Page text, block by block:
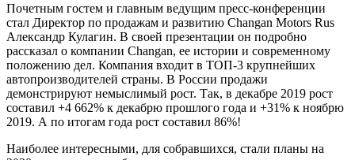
Почетным гостем и главным ведущим пресс-конференции
стал Директор по продажам и развитию Changan Motors Rus
Александр Кулагин. В своей презентации он подробно
рассказал о компании Changan, ее истории и современному
положению дел. Компания входит в ТОП-3 крупнейших
автопроизводителей страны. В России продажи
демонстрируют немыслимый рост. Так, в декабре 2019 рост
составил +4 662% к декабрю прошлого года и +31% к ноябрю
2019. А по итогам года рост составил 86%!
Наиболее интересными, для собравшихся, стали планы на